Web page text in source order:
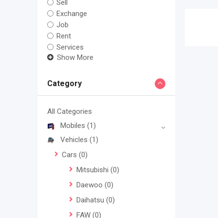
Sell
Exchange
Job
Rent
Services
Show More
Category
All Categories
Mobiles (1)
Vehicles (1)
Cars (0)
Mitsubishi (0)
Daewoo (0)
Daihatsu (0)
FAW (0)